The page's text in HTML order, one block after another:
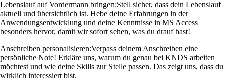
Lebenslauf auf Vordermann bringen:Stell sicher, dass dein Lebenslauf
aktuell und übersichtlich ist. Hebe deine Erfahrungen in der
Anwendungsentwicklung und deine Kenntnisse in MS Access
besonders hervor, damit wir sofort sehen, was du drauf hast!
Anschreiben personalisieren:Verpass deinem Anschreiben eine
persönliche Note! Erkläre uns, warum du genau bei KNDS arbeiten
möchtest und wie deine Skills zur Stelle passen. Das zeigt uns, dass du
wirklich interessiert bist.